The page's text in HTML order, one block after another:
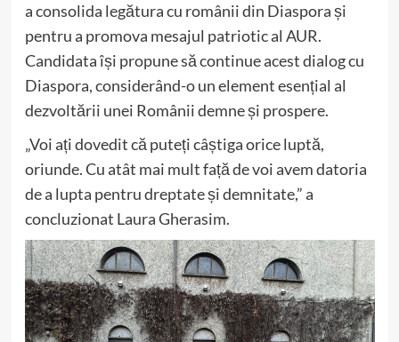
a consolida legătura cu românii din Diaspora și
pentru a promova mesajul patriotic al AUR.
Candidata își propune să continue acest dialog cu
Diaspora, considerând-o un element esențial al
dezvoltării unei Românii demne și prospere.
„Voi ați dovedit că puteți câștiga orice luptă,
oriunde. Cu atât mai mult față de voi avem datoria
de a lupta pentru dreptate și demnitate,” a
concluzionat Laura Gherasim.